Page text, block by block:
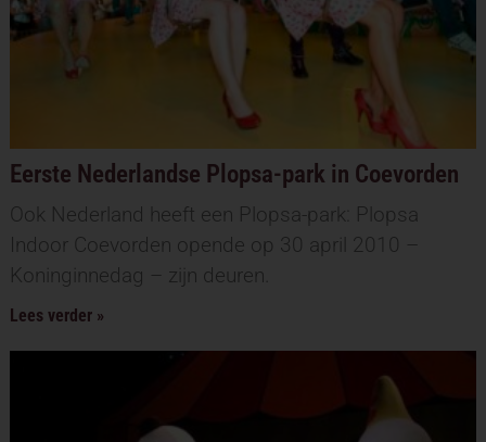
Eerste Nederlandse Plopsa-park in Coevorden
Ook Nederland heeft een Plopsa-park: Plopsa
Indoor Coevorden opende op 30 april 2010 –
Koninginnedag – zijn deuren.
Lees verder »